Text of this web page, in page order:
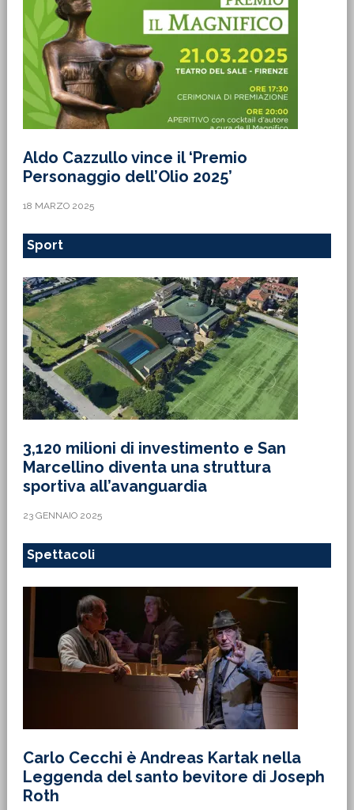
Aldo Cazzullo vince il ‘Premio
Personaggio dell’Olio 2025’
18 MARZO 2025
Sport
3,120 milioni di investimento e San
Marcellino diventa una struttura
sportiva all’avanguardia
23 GENNAIO 2025
Spettacoli
Carlo Cecchi è Andreas Kartak nella
Leggenda del santo bevitore di Joseph
Roth